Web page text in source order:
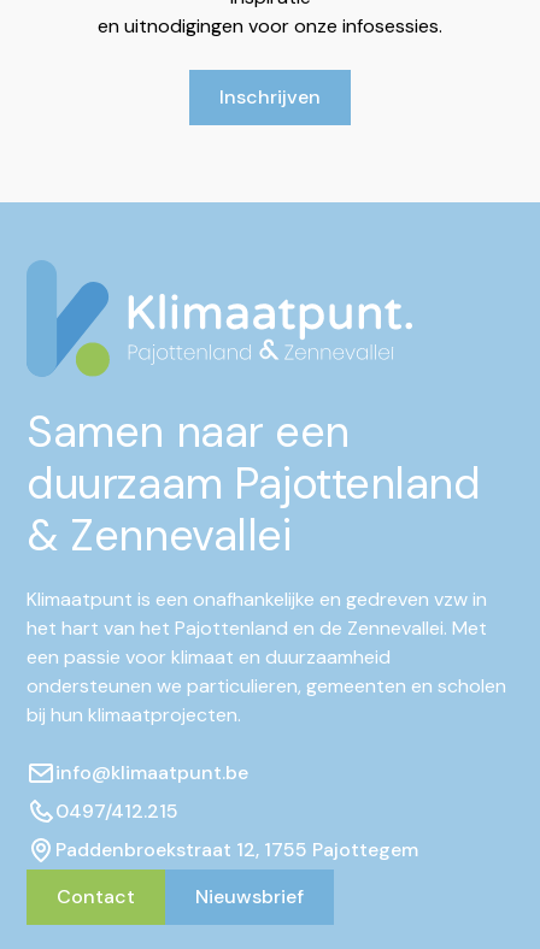
en uitnodigingen voor onze infosessies.
Inschrijven
Samen naar een
duurzaam Pajottenland
& Zennevallei
Klimaatpunt is een onafhankelijke en gedreven vzw in
het hart van het Pajottenland en de Zennevallei. Met
een passie voor klimaat en duurzaamheid
ondersteunen we particulieren, gemeenten en scholen
bij hun klimaatprojecten.
info@klimaatpunt.be
0497/412.215
Paddenbroekstraat 12, 1755 Pajottegem
Contact
Nieuwsbrief